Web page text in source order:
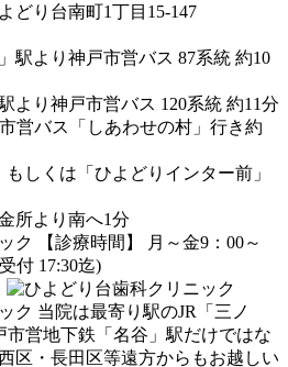
どり台南町1丁目15-147
駅より神戸市営バス 87系統 約10
より神戸市営バス 120系統 約11分
営バス「しあわせの村」行き約
もしくは「ひよどりインター前」
所より南へ1分
【診療時間】 月～金9：00～
付 17:30迄)
当院は最寄り駅のJR「三ノ
市営地下鉄「名谷」駅だけではな
区・長田区等遠方からもお越しい